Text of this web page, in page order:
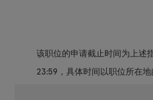
该职位的申请截止时间为上述
23:59，具体时间以职位所在地